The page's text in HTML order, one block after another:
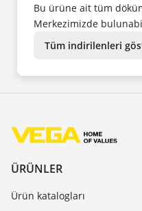
Bu ürüne ait tüm
Merkezimizde
Tüm indirilenleri
ÜRÜNLER
Ürün katalogları